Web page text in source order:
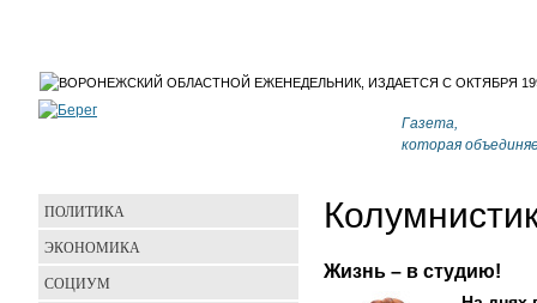
Газета,
которая
Жизнь – в студию!
ПОЛИТИКА
ЭКОНОМИКА
СОЦИУМ